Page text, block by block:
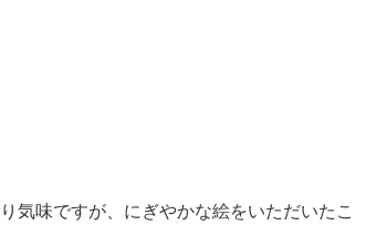
気味ですが、にぎやかな絵をいただいたこ